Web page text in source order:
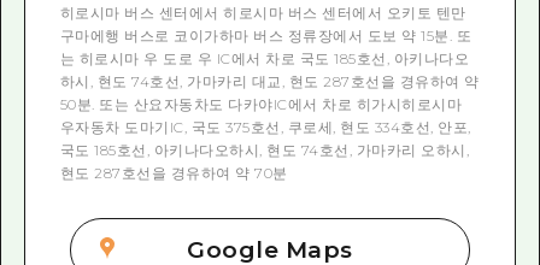
히로시마 버스 센터에서 히로시마 버스 센터에서 오키토 텐만
구마에행 버스로 코이가하마 버스 정류장에서 도보 약 15분. 또
는 히로시마 우 도로 우 IC에서 차로 국도 185호선, 아키나다오
하시, 현도 74호선, 가마카리 대교, 현도 287호선을 경유하여 약
50분. 또는 산요자동차도 다카야IC에서 차로 히가시히로시마
우자동차 도마기IC, 국도 375호선, 쿠로세, 현도 334호선, 안포,
국도 185호선, 아키나다오하시, 현도 74호선, 가마카리 오하시,
현도 287호선을 경유하여 약 70분
Google Maps